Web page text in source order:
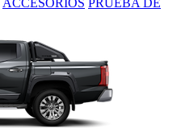
ACCESORIOS PRUEBA DE